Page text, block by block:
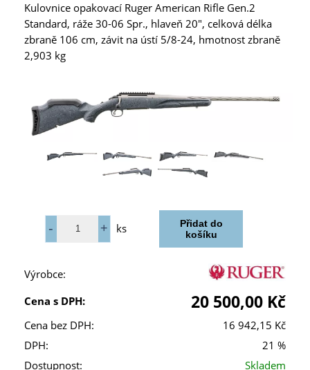
Kulovnice opakovací Ruger American Rifle Gen.2
Standard, ráže 30-06 Spr., hlaveň 20", celková délka
zbraně 106 cm, závit na ústí 5/8-24, hmotnost zbraně
2,903 kg
ks
Výrobce:
Cena s DPH:
20 500,00 Kč
Cena bez DPH:
16 942,15 Kč
DPH:
21 %
Dostupnost:
Skladem